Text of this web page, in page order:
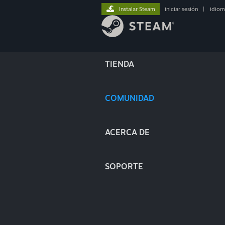
TIENDA
COMUNIDAD
ACERCA DE
SOPORTE
Instalar Steam iniciar sesión